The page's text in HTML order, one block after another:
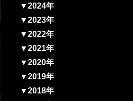
▼2024年
▼2023年
▼2022年
▼2021年
▼2020年
▼2019年
▼2018年